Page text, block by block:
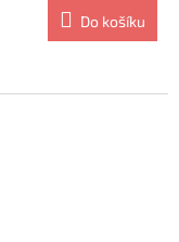
Do košíku